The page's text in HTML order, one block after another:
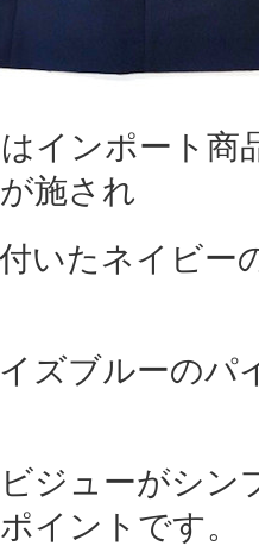
インポート商
施され
いたネイビー
ズブルーのパ
ジューがシン
イントです。